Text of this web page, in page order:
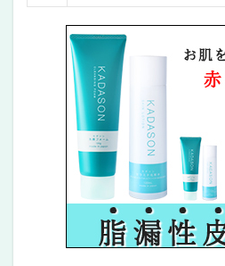
力を
KADASON
CARE薬用
洗顔フォ
ーム＆薬
用化粧水
のまとめ